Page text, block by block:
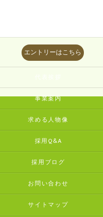
エントリーはこちら
事業案内
求める人物像
採用Q&A
採用ブログ
お問い合わせ
サイトマップ